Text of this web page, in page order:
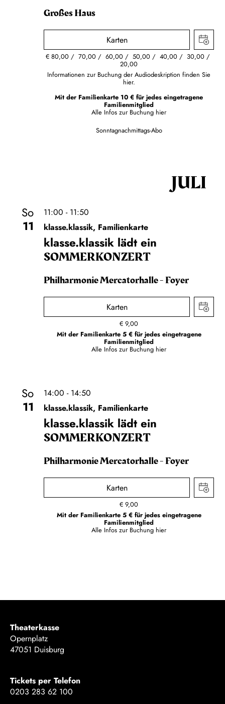
Großes Haus
Karten
€80,00 70,00 60,00 50,00 40,00 30,00
20,00
Informationen zur Buchung der Audiodeskription finden Sie
hier.
Mit der Familienkarte 10 € für jedes eingetragene
Familienmitglied
Alle Infos zur Buchung hier
Sonntagnachmittags-Abo
JULI
So
11
11:00 - 11:50
klasse.klassik, Familienkarte
klasse.klassik lädt ein
SOMMER­KONZERT
Philharmonie Mercatorhalle - Foyer
Karten
€9,00
Mit der Familienkarte 5 € für jedes eingetragene
Familienmitglied
Alle Infos zur Buchung hier
So
11
14:00 - 14:50
klasse.klassik, Familienkarte
klasse.klassik lädt ein
SOMMER­KONZERT
Philharmonie Mercatorhalle - Foyer
Karten
€9,00
Mit der Familienkarte 5 € für jedes eingetragene
Familienmitglied
Alle Infos zur Buchung hier
Theaterkasse
Opernplatz
47051 Duisburg
Tickets per Telefon
0203 283 62 100